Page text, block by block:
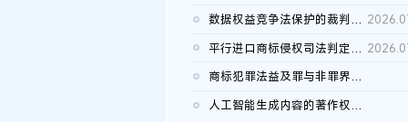
数据权益竞争法保护的裁判路径构建
平行进口商标侵权司法判定规则的困境与纾解
商标犯罪法益及罪与非罪界限研究
人工智能生成内容的著作权司法认定：演进逻辑、现实困境与规则建...